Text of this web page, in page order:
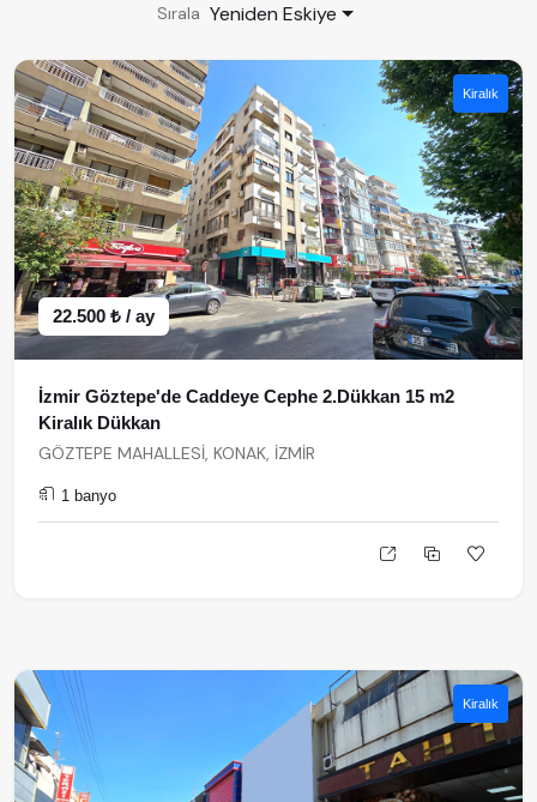
Sırala Yeniden Eskiye
Kiralık
22.500 ₺ / ay
İzmir Göztepe'de Caddeye Cephe 2.Dükkan 15 m2
Kiralık Dükkan
GÖZTEPE MAHALLESİ, KONAK, İZMİR
1 banyo
Kiralık